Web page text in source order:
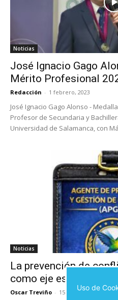
Noticias
José Ignacio Gago
Mérito Profesional
Redacción - 1 febrero, 2023
José Ignacio Gago Alonso -
Profesor de Secundaria y
Universidad de Salamanca, con
Noticias
La prevención de
como eje estratégico
Oscar Treviño - 15 enero, 2026
Uso de